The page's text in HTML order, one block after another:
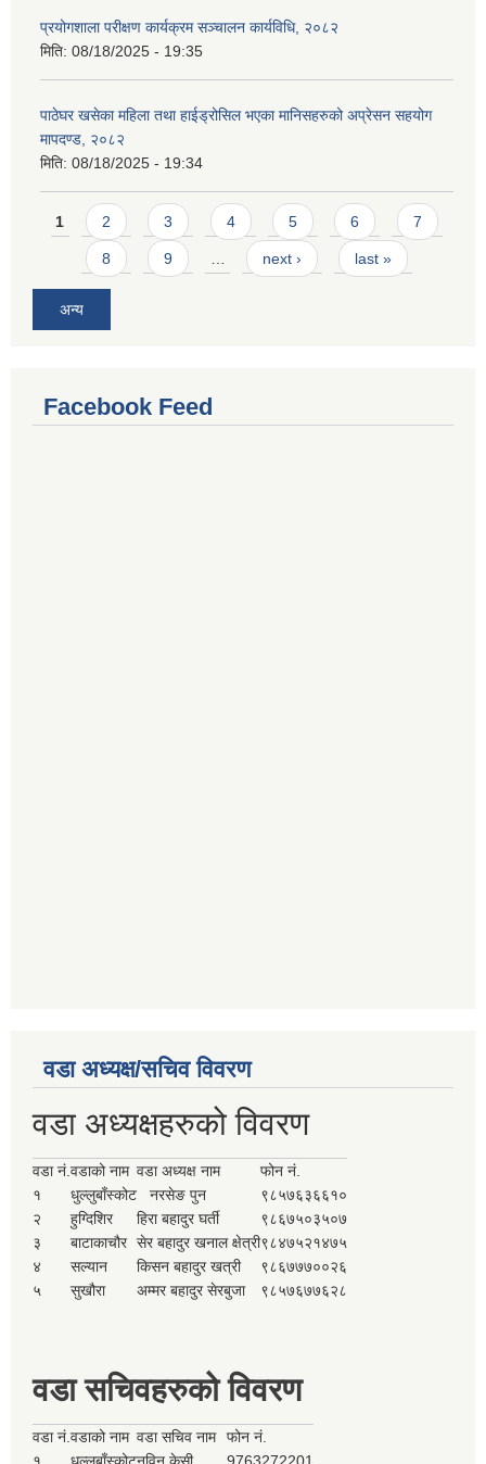
प्रयोगशाला परीक्षण कार्यक्रम सञ्चालन कार्यविधि, २०८२
मिति: 08/18/2025 - 19:35
पाठेघर खसेका महिला तथा हाईड्रोसिल भएका मानिसहरुको अप्रेसन सहयोग
मापदण्ड, २०८२
मिति: 08/18/2025 - 19:34
Pages
1 2 3 4 5 6 7
8 9 … next › last »
अन्य
Facebook Feed
वडा अध्यक्ष/सचिव विवरण
वडा अध्यक्षहरुको विवरण
वडा नं. वडाको नाम वडा अध्यक्ष नाम
फोन नं.
१
धुल्लुबाँस्कोट नरसेङ पुन
९८५७६३६६१०
२
हुग्दिशिर हिरा बहादुर घर्ती
९८६७५०३५०७
३
बाटाकाचौर सेर बहादुर खनाल क्षेत्री९८४७५२१४७५
४
सल्यान किसन बहादुर खत्री
९८६७७७००२६
५
सुखौरा अम्मर बहादुर सेरबुजा ९८५७६७७६२८
वडा सचिवहरुको विवरण
वडा नं. वडाको नाम वडा सचिव नाम
फोन नं.